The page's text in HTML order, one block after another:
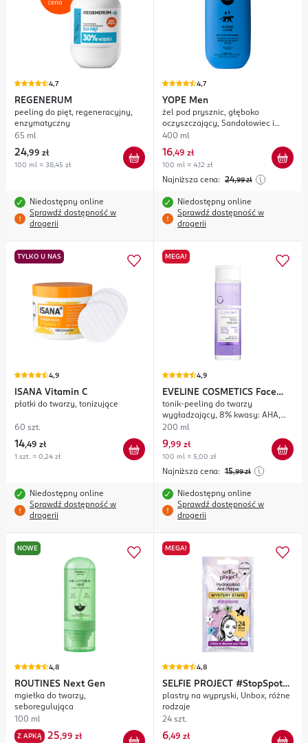
4,7
REGENERUM
peeling do pięt, regeneracyjny,
enzymatyczny
65 ml
24,99 zł
100 ml = 38,45 zł
Niedostępny online
Sprawdź dostępność w
drogerii
4,7
YOPE Men
żel pod prysznic, głęboko
oczyszczający, Sandałowiec i
Wetiwer
400 ml
16,49 zł
100 ml = 4,12 zł
Najniższa cena: 24,99 zł
Niedostępny online
Sprawdź dostępność w
drogerii
TYLKO U NAS
4,9
ISANA Vitamin C
płatki do twarzy, tonizujące
60 szt.
14,49 zł
1 szt. = 0,24 zł
Niedostępny online
Sprawdź dostępność w
drogerii
MEGA!
4,9
EVELINE COSMETICS Face
Therapy Professional Clean
Shot
tonik-peeling do twarzy
wygładzający, 8% kwasy: AHA,
BHA, PHA
200 ml
9,99 zł
100 ml = 5,00 zł
Najniższa cena: 15,99 zł
Niedostępny online
Sprawdź dostępność w
drogerii
NOWE
4,8
ROUTINES Next Gen
mgiełka do twarzy,
seboregulująca
100 ml
Z APKĄ 25,99 zł
MEGA!
4,8
SELFIE PROJECT #StopSpots
Mystery Stars
plastry na wypryski, Unbox, różne
rodzaje
24 szt.
6,49 zł